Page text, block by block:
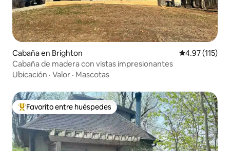
Cabaña en Brighton Calificación
4.97 (115)
Cabaña de madera con vistas impresionantes
Ubicación · Valor · Mascotas
De los mejores en Favorito entre huéspedes
Favorito entre huéspedes